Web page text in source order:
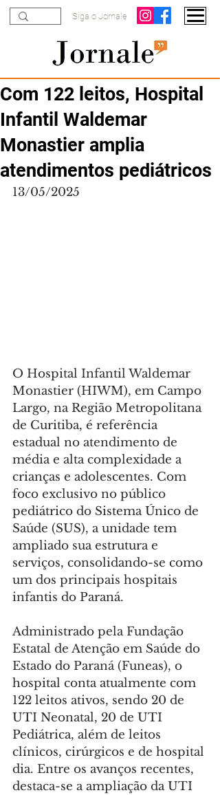
Siga o Jornale
Com 122 leitos, Hospital
Infantil Waldemar
Monastier amplia
atendimentos pediátricos
13/05/2025
O Hospital Infantil Waldemar
Monastier (HIWM), em Campo
Largo, na Região Metropolitana
de Curitiba, é referência
estadual no atendimento de
média e alta complexidade a
crianças e adolescentes. Com
foco exclusivo no público
pediátrico do Sistema Único de
Saúde (SUS), a unidade tem
ampliado sua estrutura e
serviços, consolidando-se como
um dos principais hospitais
infantis do Paraná.
Administrado pela Fundação
Estatal de Atenção em Saúde do
Estado do Paraná (Funeas), o
hospital conta atualmente com
122 leitos ativos, sendo 20 de
UTI Neonatal, 20 de UTI
Pediátrica, além de leitos
clínicos, cirúrgicos e de hospital
dia. Entre os avanços recentes,
destaca-se a ampliação da UTI